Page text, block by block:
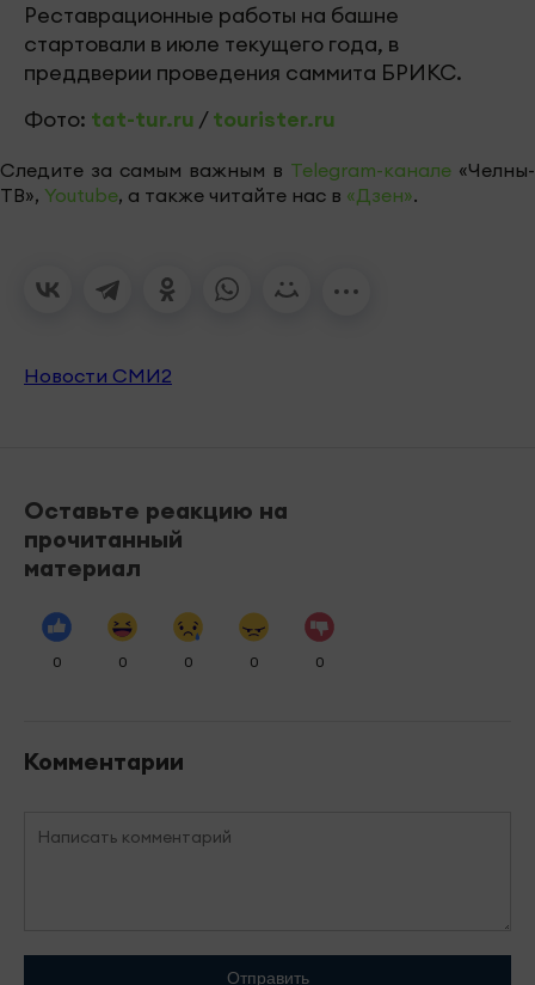
Реставрационные работы на башне
стартовали в июле текущего года, в
преддверии проведения саммита БРИКС.
Фото: tat-tur.ru /tourister.ru
Следите за самым важным в Telegram-канале «Челны-
ТВ», Youtube, а также читайте нас в «Дзен».
Новости СМИ2
Оставьте реакцию на
прочитанный
материал
0 0 0 0 0
Комментарии
Отправить